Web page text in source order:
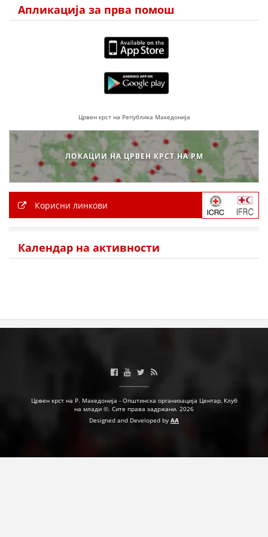
Апликација за прва помош
Црвен крст на Република Македонија
ЛОКАЦИИ НА ЦРВЕН КРСТ НА РМ
Корисни линкови
Календар на активности
Црвен крст на Р. Македонија - Општинска организација Центар, Клуб
на млади ©. Сите права задржани. 2026
Designed and Developed by AA